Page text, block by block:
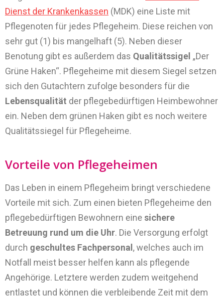
Dienst der Krankenkassen (MDK) eine Liste mit
Pflegenoten für jedes Pflegeheim. Diese reichen von
sehr gut (1) bis mangelhaft (5). Neben dieser
Benotung gibt es außerdem das Qualitätssigel „Der
Grüne Haken“. Pflegeheime mit diesem Siegel setzen
sich den Gutachtern zufolge besonders für die
Lebensqualität der pflegebedürftigen Heimbewohner
ein. Neben dem grünen Haken gibt es noch weitere
Qualitätssiegel für Pflegeheime.
Vorteile von Pflegeheimen
Das Leben in einem Pflegeheim bringt verschiedene
Vorteile mit sich. Zum einen bieten Pflegeheime den
pflegebedürftigen Bewohnern eine sichere
Betreuung rund um die Uhr. Die Versorgung erfolgt
durch geschultes Fachpersonal, welches auch im
Notfall meist besser helfen kann als pflegende
Angehörige. Letztere werden zudem weitgehend
entlastet und können die verbleibende Zeit mit dem